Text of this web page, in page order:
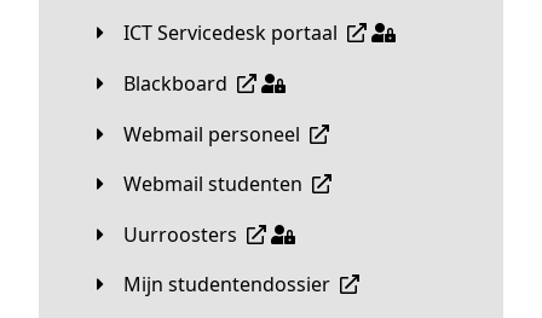
ICT Servicedesk portaal
Blackboard
Webmail personeel
Webmail studenten
Uurroosters
Mijn studentendossier